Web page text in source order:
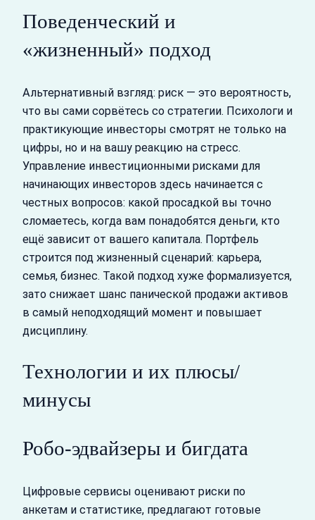
Поведенческий и
«жизненный» подход
Альтернативный взгляд: риск — это вероятность,
что вы сами сорвётесь со стратегии. Психологи и
практикующие инвесторы смотрят не только на
цифры, но и на вашу реакцию на стресс.
Управление инвестиционными рисками для
начинающих инвесторов здесь начинается с
честных вопросов: какой просадкой вы точно
сломаетесь, когда вам понадобятся деньги, кто
ещё зависит от вашего капитала. Портфель
строится под жизненный сценарий: карьера,
семья, бизнес. Такой подход хуже формализуется,
зато снижает шанс панической продажи активов
в самый неподходящий момент и повышает
дисциплину.
Технологии и их плюсы/
минусы
Робо-эдвайзеры и бигдата
Цифровые сервисы оценивают риски по
анкетам и статистике, предлагают готовые